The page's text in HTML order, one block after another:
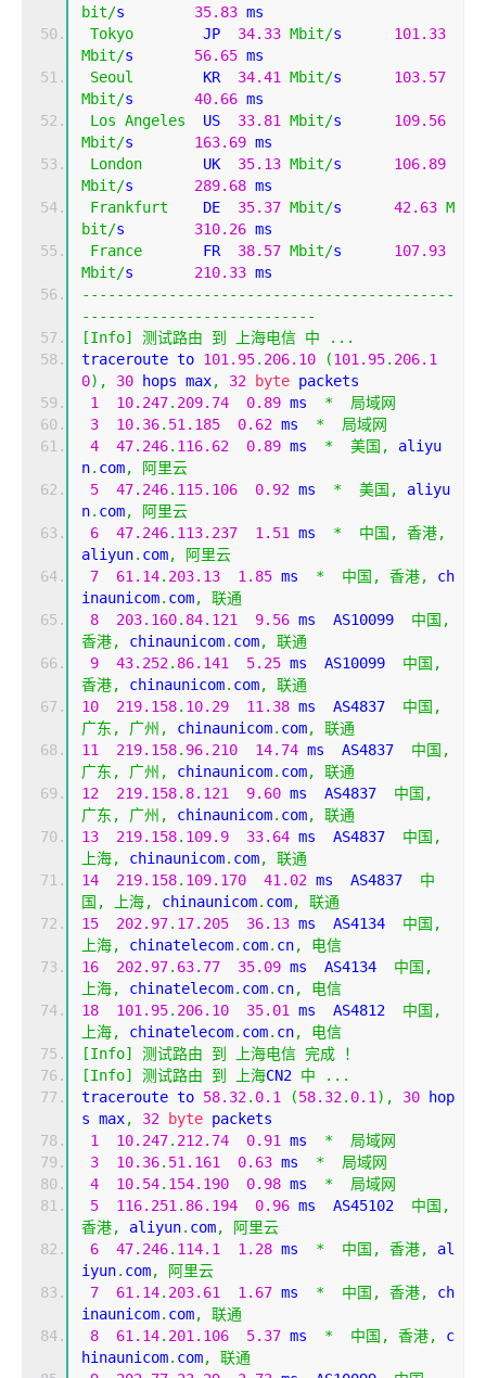
bit/s 35.83 ms
Tokyo
        JP
34.33 Mbit/s 101.33
Mbit/s 56.65 ms
Seoul
        KR
34.41 Mbit/s 103.57
Mbit/s 40.66 ms
Los Angeles
  US
33.81 Mbit/s 109.56
Mbit/s 163.69 ms
London
       UK
35.13 Mbit/s 106.89
Mbit/s 289.68 ms
Frankfurt
    DE
35.37 Mbit/s 42.63 M
bit/s 310.26 ms
France
       FR
38.57 Mbit/s 107.93
Mbit/s 210.33 ms
-------------------------------------------
---------------------------
[Info] 测试路由 到 上海电信 中
...
traceroute to 101.95. 206.10 (101.95. 206.1
0), 30 hops max, 32 byte packets
1
10.247. 209.74 0.89 ms *
局域网
3
10.36. 51.185 0.62 ms *
局域网
4
47.246. 116.62 0.89 ms * 美国,
aliyu
n. com,
阿里云
5
47.246. 115.106 0.92 ms * 美国,
aliyu
n. com,
阿里云
6
47.246. 113.237 1.51 ms * 中国,
香港,
aliyun. com,
阿里云
7
61.14. 203.13 1.85 ms * 中国, 香港,
ch
inaunicom. com,
联通
8
203.160. 84.121 9.56 ms  AS10099 中国,
香港,
chinaunicom. com,
联通
9
43.252. 86.141 5.25 ms  AS10099 中国,
香港,
chinaunicom. com,
联通
10
219.158. 10.29 11.38 ms  AS4837 中国,
广东,
广州, chinaunicom. com,
联通
11
219.158. 96.210 14.74 ms  AS4837 中国,
广东,
广州, chinaunicom. com,
联通
12
219.158. 8.121 9.60 ms  AS4837 中国,
广东,
广州, chinaunicom. com,
联通
13
219.158. 109.9 33.64 ms  AS4837 中国,
上海,
chinaunicom. com,
联通
14
219.158. 109.170 41.02 ms  AS4837 中
国,
上海, chinaunicom. com,
联通
15
202.97. 17.205 36.13 ms  AS4134 中国,
上海,
chinatelecom. com. cn,
电信
16
202.97. 63.77 35.09 ms  AS4134 中国,
上海,
chinatelecom. com. cn,
电信
18
101.95. 206.10 35.01 ms  AS4812 中国,
上海,
chinatelecom. com. cn,
电信
[Info] 测试路由 到 上海电信 完成
！
[Info] 测试路由 到 上海CN2 中
...
traceroute to 58.32. 0.1 (58.32. 0.1 ), 30 hop
s max, 32 byte packets
1
10.247. 212.74 0.91 ms *
局域网
3
10.36. 51.161 0.63 ms *
局域网
4
10.54. 154.190 0.98 ms *
局域网
5
116.251 . 86.194 0.96 ms  AS45102 中国,
香港,
aliyun. com,
阿里云
6
47.246. 114.1 1.28 ms * 中国, 香港,
al
iyun. com,
阿里云
7
61.14. 203.61 1.67 ms * 中国, 香港,
ch
inaunicom. com,
联通
8
61.14. 201.106 5.37 ms * 中国, 香港,
c
hinaunicom. com,
联通